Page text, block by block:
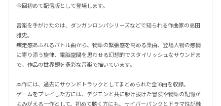
今回初めて配信版として登場します。
音楽を手がけたのは、ダンガンロンパシリーズなどで知られる作曲家の高田
雅史。
疾走感あふれるバトル曲から、物語の緊張感を高める楽曲、登場人物の感情
に寄り添う旋律、電脳空間を思わせる幻想的でスタイリッシュなサウンドま
で、作品の世界観を多彩な音楽で描いています。
本作には、過去にサウンドトラックとしてまとめられた全16曲を収録。
ゲームをプレイした方には、デジモンと共に駆け抜けた冒険や物語の記憶が
よみがえる一作として、初めて聴く方にも、サイバーパンクとドラマ性が融